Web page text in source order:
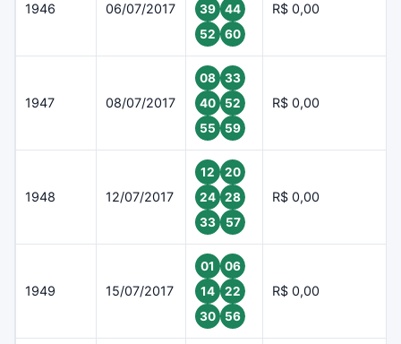
1946 06/07/2017
39
44
52
60
R$ 0,00
1947 08/07/2017
08
33
40
52
55
59
R$ 0,00
1948 12/07/2017
12
20
24
28
33
57
R$ 0,00
1949 15/07/2017
01
06
14
22
30
56
R$ 0,00